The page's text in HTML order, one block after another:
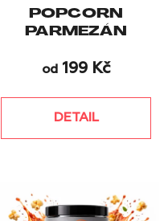
POPCORN
PARMEZÁN
od199 Kč
DETAIL